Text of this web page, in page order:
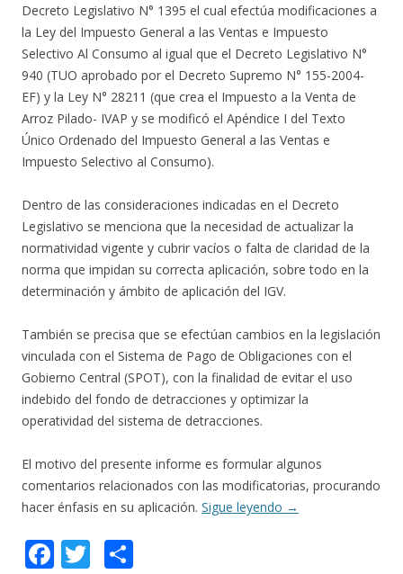
Decreto Legislativo N° 1395 el cual efectúa modificaciones a
la Ley del Impuesto General a las Ventas e Impuesto
Selectivo Al Consumo al igual que el Decreto Legislativo N°
940 (TUO aprobado por el Decreto Supremo N° 155-2004-
EF) y la Ley N° 28211 (que crea el Impuesto a la Venta de
Arroz Pilado- IVAP y se modificó el Apéndice I del Texto
Único Ordenado del Impuesto General a las Ventas e
Impuesto Selectivo al Consumo).
Dentro de las consideraciones indicadas en el Decreto
Legislativo se menciona que la necesidad de actualizar la
normatividad vigente y cubrir vacíos o falta de claridad de la
norma que impidan su correcta aplicación, sobre todo en la
determinación y ámbito de aplicación del IGV.
También se precisa que se efectúan cambios en la legislación
vinculada con el Sistema de Pago de Obligaciones con el
Gobierno Central (SPOT), con la finalidad de evitar el uso
indebido del fondo de detracciones y optimizar la
operatividad del sistema de detracciones.
El motivo del presente informe es formular algunos
comentarios relacionados con las modificatorias, procurando
hacer énfasis en su aplicación. Sigue leyendo →
F T